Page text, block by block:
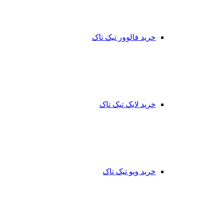
خرید فالوور تیک تاک
خرید لایک تیک تاک
خرید ویو تیک تاک